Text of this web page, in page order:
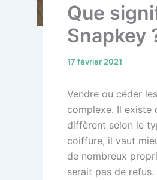
Que
Snapkey
17 février 2021
Vendre ou céder
complexe. Il existe
diffèrent selon le
coiffure, il vaut
de nombreux
serait pas de